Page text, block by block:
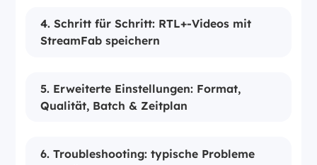
4. Schritt für Schritt: RTL+-Videos mit
StreamFab speichern
5. Erweiterte Einstellungen: Format,
Qualität, Batch & Zeitplan
6. Troubleshooting: typische Probleme